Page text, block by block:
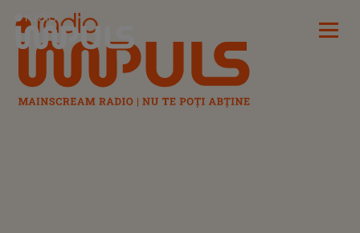
Radio Impuls